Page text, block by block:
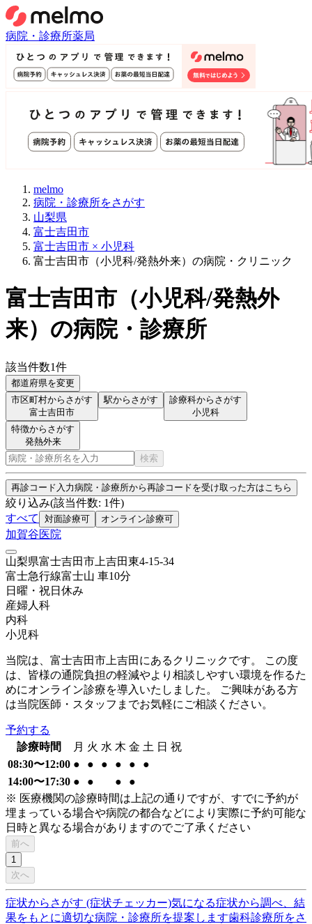
病院・診療所薬局
melmo
病院・診療所をさがす
山梨県
富士吉田市
富士吉田市 × 小児科
富士吉田市（小児科/発熱外来）の病院・クリニック
富士吉田市 （小児科/発熱外
来） の病院・診療所
該当件数1件
都道府県を変更
市区町村からさがす
富士吉田市
駅からさがす
診療科からさがす
小児科
特徴からさがす
発熱外来
検索
再診コード入力病院・診療所から再診コードを受け取った方はこちら
絞り込み(該当件数: 1件)
すべて
対面診療可 オンライン診療可
加賀谷医院
山梨県富士吉田市上吉田東4-15-34
富士急行線富士山 車10分
日曜・祝日 休み
産婦人科
内科
小児科
当院は、富士吉田市上吉田にあるクリニックです。 この度
は、皆様の通院負担の軽減やより相談しやすい環境を作るた
めにオンライン診療を導入いたしました。 ご興味がある方
は当院医師・スタッフまでお気軽にご相談ください。
予約する
診療時間
月 火 水 木 金 土 日 祝
08:30〜12:00 ● ● ● ● ●
●
14:00〜17:30 ● ● ●
●
※ 医療機関の診療時間は上記の通りですが、すでに予約が
埋まっている場合や病院の都合などにより実際に予約可能な
日時と異なる場合がありますのでご了承ください
前へ
1
次へ
症状からさがす (症状チェッカー)気になる症状から調べ、結
果をもとに適切な病院・診療所を提案します歯科診療所をさ